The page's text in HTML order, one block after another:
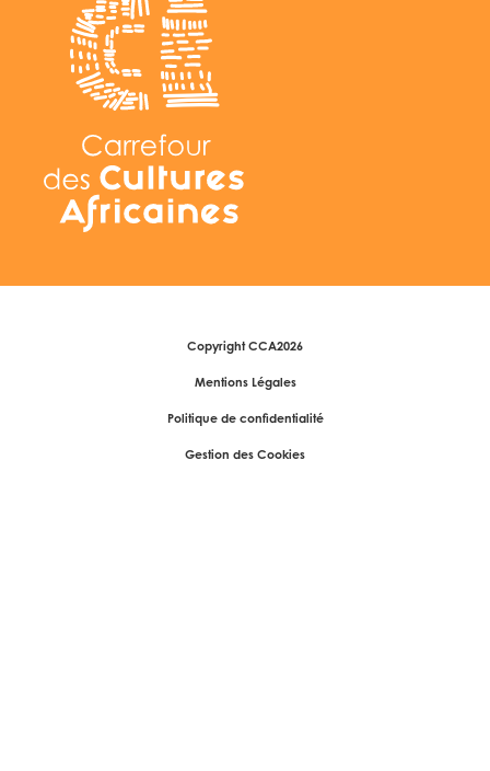
Copyright CCA2026
Mentions Légales
Politique de confidentialité
Gestion des Cookies